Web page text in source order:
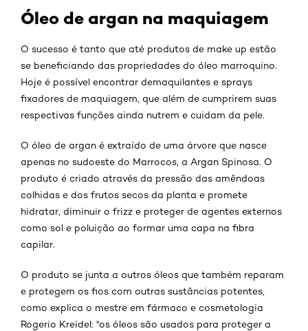
Óleo de argan na maquiagem
O sucesso é tanto que até produtos de make up estão
se beneficiando das propriedades do óleo marroquino.
Hoje é possível encontrar demaquilantes e sprays
fixadores de maquiagem, que além de cumprirem suas
respectivas funções ainda nutrem e cuidam da pele.
O óleo de argan é extraído de uma árvore que nasce
apenas no sudoeste do Marrocos, a Argan Spinosa. O
produto é criado através da pressão das amêndoas
colhidas e dos frutos secos da planta e promete
hidratar, diminuir o frizz e proteger de agentes externos
como sol e poluição ao formar uma capa na fibra
capilar.
O produto se junta a outros óleos que também reparam
e protegem os fios com outras sustâncias potentes,
como explica o mestre em fármaco e cosmetologia
Rogerio Kreidel: "os óleos são usados para proteger a